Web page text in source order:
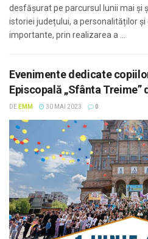
desfășurat pe parcursul lunii mai și
istoriei județului, a personalităților
importante, prin realizarea a ...
Evenimente dedicate
Episcopală „Sfânta Treime”
DE EMM 30 MAI 2023 0